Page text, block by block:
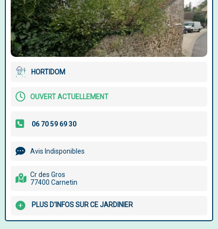
HORTIDOM
OUVERT ACTUELLEMENT
Avis Indisponibles
Cr des Gros
77400 Carnetin
PLUS D'INFOS SUR CE JARDINIER